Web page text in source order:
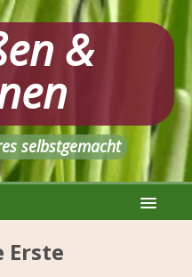
&
selbstgemacht
Erste